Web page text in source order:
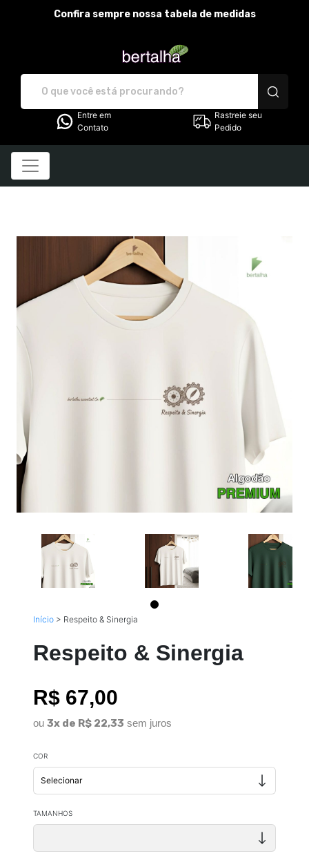
Confira sempre nossa tabela de medidas
Entre em
Contato
Rastreie seu
Pedido
Início > Respeito & Sinergia
Respeito & Sinergia
R$ 67,00
ou 3x de R$ 22,33 sem juros
COR
TAMANHOS